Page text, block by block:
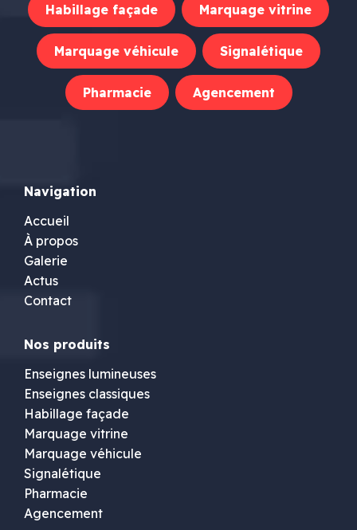
Habillage façade Marquage vitrine
Marquage véhicule Signalétique
Pharmacie Agencement
Navigation
Accueil
À propos
Galerie
Actus
Contact
Nos produits
Enseignes lumineuses
Enseignes classiques
Habillage façade
Marquage vitrine
Marquage véhicule
Signalétique
Pharmacie
Agencement